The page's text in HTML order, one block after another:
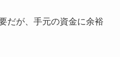
だが、手元の資金に余裕